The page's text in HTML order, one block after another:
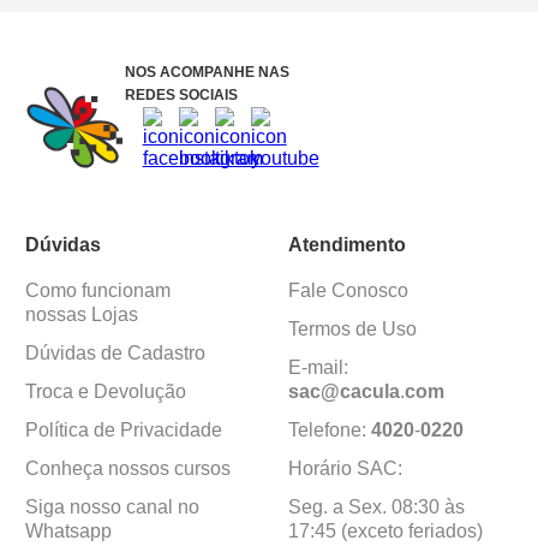
NOS ACOMPANHE NAS
REDES SOCIAIS
Dúvidas
Como funcionam
nossas Lojas
Dúvidas de Cadastro
Troca e Devolução
Política de Privacidade
Conheça nossos cursos
Siga nosso canal no
Whatsapp
Atendimento
Fale Conosco
Termos de Uso
E-mail:
sac@cacula.com
Telefone: 4020-0220
Horário SAC:
Seg. a Sex. 08:30 às
17:45 (exceto feriados)